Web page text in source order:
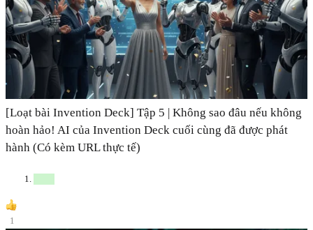
[Loạt bài Invention Deck] Tập 5 | Không sao đâu nếu không
hoàn hảo! AI của Invention Deck cuối cùng đã được phát
hành (Có kèm URL thực tế)
1